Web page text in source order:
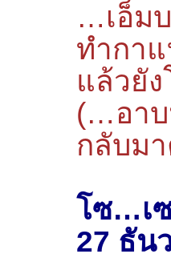
…เอ็ม
ทำกา
แล้วยั
(…อาบ
กลับม
โซ…เ
27 ธัน